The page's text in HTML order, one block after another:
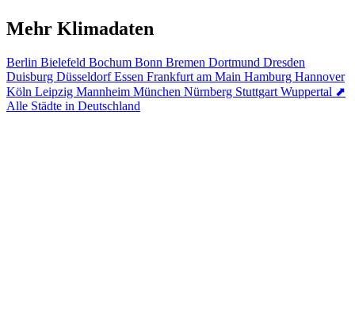
Mehr Klimadaten
Berlin Bielefeld Bochum Bonn Bremen Dortmund Dresden
Duisburg DüsseldorfEssen Frankfurt am Main Hamburg Hannover
Köln Leipzig Mannheim München Nürnberg Stuttgart Wuppertal ⬈
Alle Städte in Deutschland